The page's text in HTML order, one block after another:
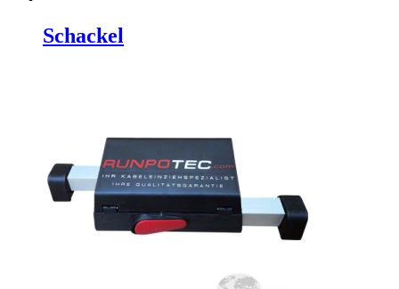
Schackel